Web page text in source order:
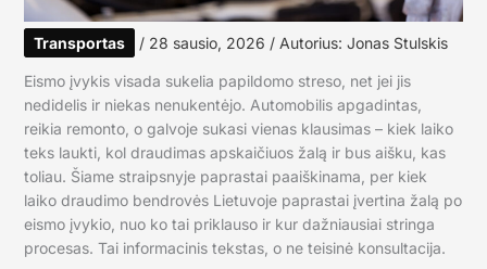
Transportas / 28 sausio, 2026 / Autorius: Jonas Stulskis
Eismo įvykis visada sukelia papildomo streso, net jei jis
nedidelis ir niekas nenukentėjo. Automobilis apgadintas,
reikia remonto, o galvoje sukasi vienas klausimas – kiek laiko
teks laukti, kol draudimas apskaičiuos žalą ir bus aišku, kas
toliau. Šiame straipsnyje paprastai paaiškinama, per kiek
laiko draudimo bendrovės Lietuvoje paprastai įvertina žalą po
eismo įvykio, nuo ko tai priklauso ir kur dažniausiai stringa
procesas. Tai informacinis tekstas, o ne teisinė konsultacija.